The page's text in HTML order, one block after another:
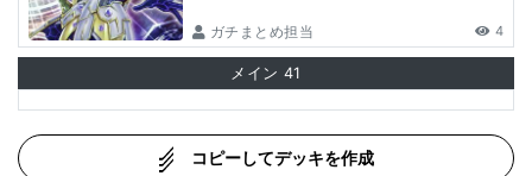
ガチまとめ担当 4
メイン 41
コピーしてデッキを作成